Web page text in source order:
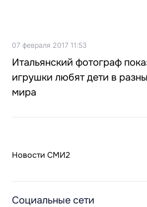
07 февраля 2017 11:53
Итальянский фотограф
игрушки любят дети в
мира
Новости СМИ2
Социальные сети